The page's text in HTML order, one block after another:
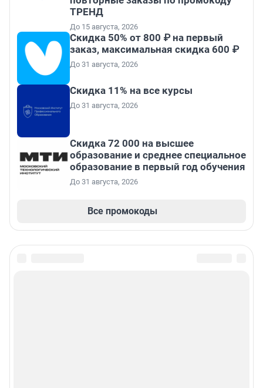
ТРЕНД
До 15 августа, 2026
Скидка 50% от 800 ₽ на первый
заказ, максимальная скидка 600 ₽
До 31 августа, 2026
Скидка 11% на все курсы
До 31 августа, 2026
Скидка 72 000 на высшее
образование и среднее специальное
образование в первый год обучения
До 31 августа, 2026
Все промокоды